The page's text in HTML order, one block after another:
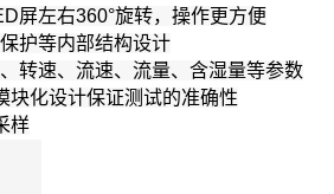
屏左右360°旋转，操作更方便
护等内部结构设计
转速、流速、流量、含湿量等参数
块化设计保证测试的准确性
样